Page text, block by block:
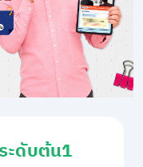
ะดับต้น1